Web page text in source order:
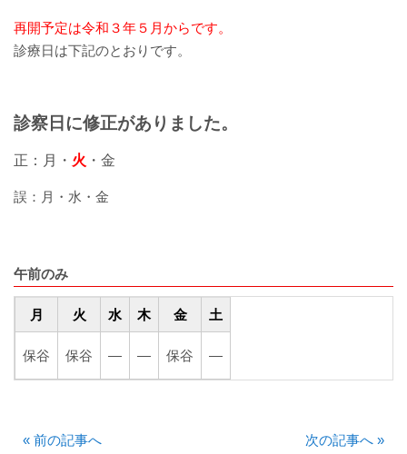
厚生労働大臣が定める掲示事項
外来案内
外来診療担当表
院内の案内図
入院について
再開予定は令和３年５月からです。
診療日は下記のとおりです。
診察日に修正がありました。
正：月・ 火 ・金
誤：月・水・金
午前のみ
月 火 水 木 金 土
保谷 保谷 ― ― 保谷 ―
« 前の記事へ 次の記事へ »